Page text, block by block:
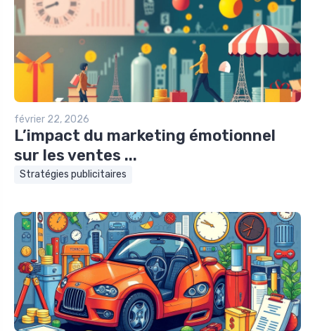
février 22, 2026
L’impact du marketing émotionnel
sur les ventes ...
Stratégies publicitaires